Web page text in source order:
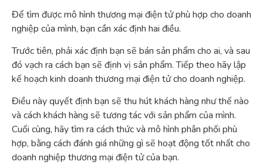
Để tìm được mô hình thương mại điện tử phù hợp cho doanh
nghiệp của mình, bạn cần xác định hai điều.
Trước tiên, phải xác định bạn sẽ bán sản phẩm cho ai, và sau
đó vạch ra cách bạn sẽ định vị sản phẩm. Tiếp theo hãy lập
kế hoạch kinh doanh thương mại điện tử cho doanh nghiệp.
Điều này quyết định bạn sẽ thu hút khách hàng như thế nào
và cách khách hàng sẽ tương tác với sản phẩm của mình.
Cuối cùng, hãy tìm ra cách thức và mô hình phân phối phù
hợp, bằng cách đánh giá những gì sẽ hoạt động tốt nhất cho
doanh nghiệp thương mại điện tử của bạn.